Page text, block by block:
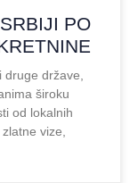
PO
države,
široku
od lokalnih
vize,